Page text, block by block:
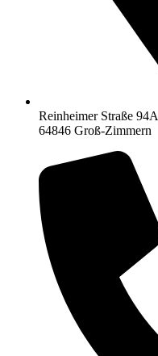
Reinheimer Straße 94A
64846 Groß-Zimmern